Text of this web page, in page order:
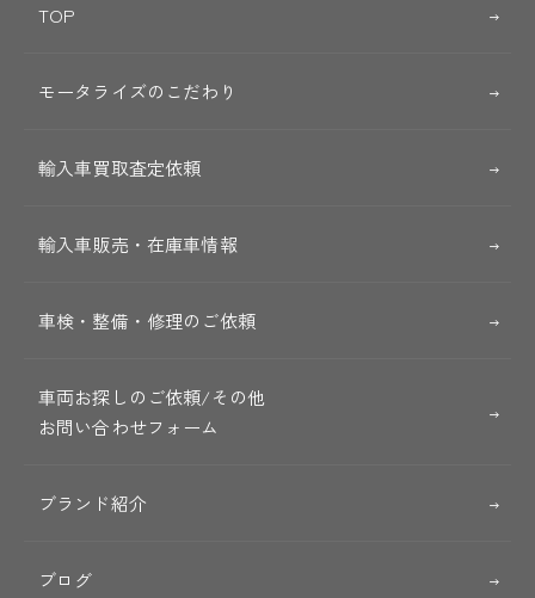
TOP
モータライズのこだわり
輸入車買取査定依頼
輸入車販売・在庫車情報
車検・整備・修理のご依頼
車両お探しのご依頼/その他
お問い合わせフォーム
ブランド紹介
ブログ